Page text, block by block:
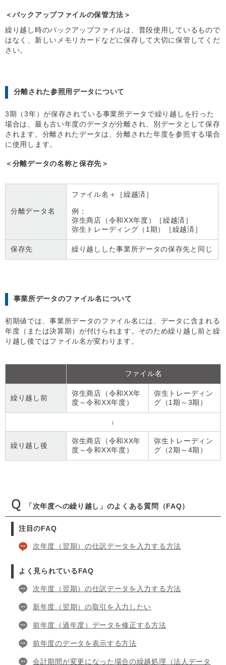
＜バックアップファイルの保管方法＞
繰り越し時のバックアップファイルは、普段使用しているもので
はなく、新しいメモリカードなどに保存して大切に保管してくだ
さい。
分離された参照用データについて
3期（3年）が保存されている事業所データで繰り越しを行った
場合は、最も古い年度のデータが分離され、別データとして保存
されます。分離されたデータは、分離された年度を参照する場合
に使用します。
＜分離データの名称と保存先＞
分離データ名
ファイル名＋［繰越済］
例：
弥生商店（令和XX年度）［繰越済］
弥生トレーディング（1期）［繰越済］
保存先 繰り越しした事業所データの保存先と同じ
事業所データのファイル名について
初期値では、事業所データのファイル名には、データに含まれる
年度（または決算期）が付けられます。そのため繰り越し前と繰
り越し後ではファイル名が変わります。
ファイル名
繰り越し前
弥生商店（令和XX年
度～令和XX年度）
弥生トレーディン
グ（1期～3期）
↓
繰り越し後
弥生商店（令和XX年
度～令和XX年度）
弥生トレーディン
グ（2期～4期）
「次年度への繰り越し」のよくある質問（FAQ）
注目のFAQ
次年度（翌期）の仕訳データを入力する方法
よく見られているFAQ
次年度（翌期）の仕訳データを入力する方法
新年度（翌期）の取引を入力したい
前年度（過年度）データを修正する方法
前年度のデータを表示する方法
会計期間が変更になった場合の繰越処理（法人データ